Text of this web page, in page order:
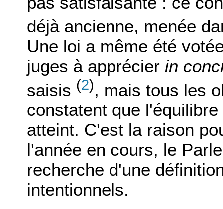
déjà ancienne, menée
Une loi a même été
juges à apprécier in
saisis (2), mais tous les
constatent que
atteint. C'est la raison
l'année en cours, le
recherche d'une
intentionnels.